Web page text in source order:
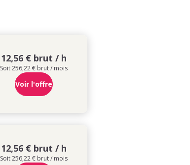
12,56 € brut / h
Soit 256,22 € brut / mois
Voir l'offre
12,56 € brut / h
Soit 256,22 € brut / mois